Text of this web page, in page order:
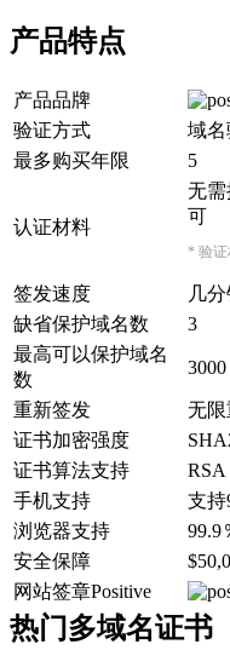
产品特点
产品品牌
验证方式
域
最多购买年限
5
认证材料
无需
可
* 验证
签发速度
几
缺省保护域名数
3
最高可以保护域名
数
3000
重新签发
无
证书加密强度
证书算法支持
RSA
手机支持
支持
浏览器支持
99.9
安全保障
网站签章Positive
热门多域名证书